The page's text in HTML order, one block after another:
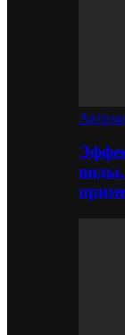
виды,